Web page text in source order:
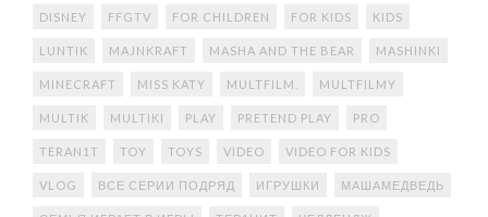
DISNEY FFGTV FOR CHILDREN FOR KIDS KIDS
LUNTIK MAJNKRAFT MASHA AND THE BEAR MASHINKI
MINECRAFT MISS KATY MULTFILM. MULTFILMY
MULTIK MULTIKI PLAY PRETEND PLAY PRO
TERAN1T TOY TOYS VIDEO VIDEO FOR KIDS
VLOG ВСЕ СЕРИИ ПОДРЯД ИГРУШКИ МАШАМЕДВЕДЬ